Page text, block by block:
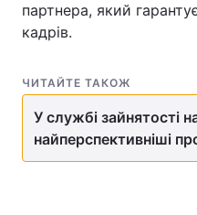
партнера, який
кадрів.
ЧИТАЙТЕ ТАКОЖ
У службі зайнятості
найперспективніші